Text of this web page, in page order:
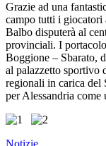
Grazie ad una
campo tutti i giocatori
Balbo disputerà al
provinciali. I
Boggione – Sbarato,
al palazzetto sportivo
regionali in carica del
per Alessandria come